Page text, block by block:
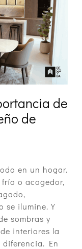
de
de
en un hogar.
o acogedor,
se ilumine. Y
sombras y
interiores la
diferencia. En